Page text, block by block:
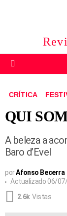
CRÍTICA
QUI SOM
A beleza a
Baro d’Evel
porAfonso Becerra
Actualizado 06/
2.6k Vistas